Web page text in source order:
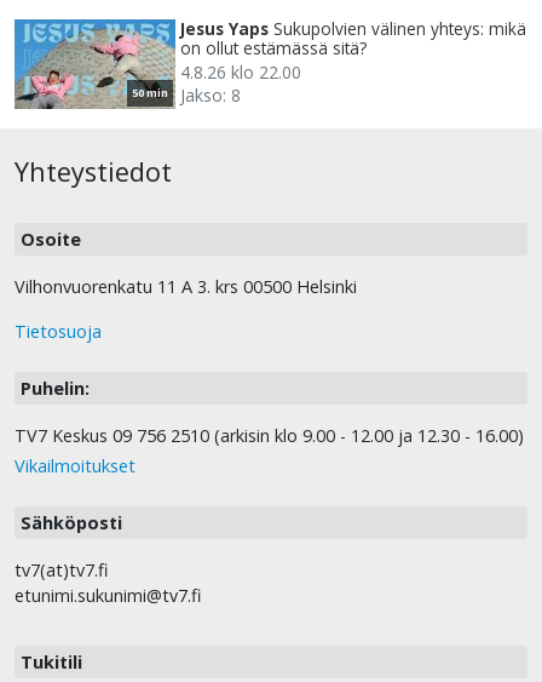
50 min
Jesus Yaps Sukupolvien välinen yhteys: mikä
on ollut estämässä sitä?
4.8.26 klo 22.00
Jakso: 8
Yhteystiedot
Osoite
Vilhonvuorenkatu 11 A 3. krs 00500 Helsinki
Tietosuoja
Puhelin:
TV7 Keskus 09 756 2510 (arkisin klo 9.00 - 12.00 ja 12.30 - 16.00)
Vikailmoitukset
Sähköposti
tv7(at)tv7.fi
etunimi.sukunimi@tv7.fi
Tukitili